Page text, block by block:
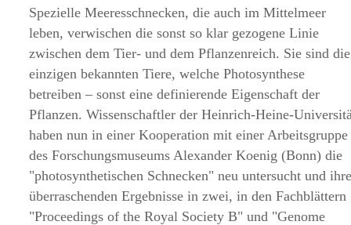
Spezielle Meeresschnecken, die auch im Mittelmeer
leben, verwischen die sonst so klar gezogene Linie
zwischen dem Tier- und dem Pflanzenreich. Sie sind die
einzigen bekannten Tiere, welche Photosynthese
betreiben – sonst eine definierende Eigenschaft der
Pflanzen. Wissenschaftler der Heinrich-Heine-
haben nun in einer Kooperation mit einer Arbeitsgruppe
des Forschungsmuseums Alexander Koenig (Bonn) die
photosynthetischen Schnecken neu untersucht und
überraschenden Ergebnisse in zwei, in den Fachblättern
Proceedings of the Royal Society B
und
Genome